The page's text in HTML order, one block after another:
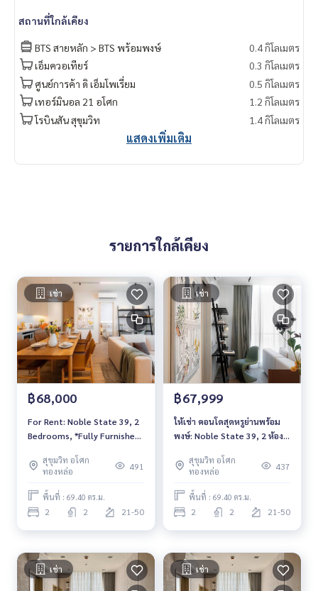
สถานที่ใกล้เคียง
BTS สายหลัก > BTS พร้อมพงษ์
0.4 กิโลเมตร
เอ็มควอเทียร์
0.3 กิโลเมตร
ศูนย์การค้า ดิ เอ็มโพเรี่ยม
0.5 กิโลเมตร
เทอร์มินอล 21 อโศก
1.2 กิโลเมตร
โรบินสัน สุขุมวิท
1.4 กิโลเมตร
แสดงเพิ่มเติม
รายการใกล้เคียง
เช่า
฿68,000
For Rent: Noble State 39, 2
Bedrooms, *Fully Furnished*
สุขุมวิท อโศก
ทองหล่อ
491
พื้นที่ : 69.40 ตร.ม.
2 2 21-50
เช่า
฿67,999
ให้เช่า คอนโดสุดหรูย่านพร้อม
พงษ์: Noble State 39, 2 ห้อง
พร้อมพงษ์ พร้อมเข้าอยู่
สุขุมวิท อโศก
ทองหล่อ
437
พื้นที่ : 69.40 ตร.ม.
2 2 21-50
เช่า เช่า